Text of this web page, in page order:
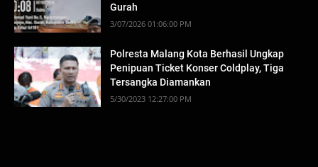
Gurah
3/07/2026 01:06:00 PM
Polresta Malang Kota Berhasil Ungkap
Penipuan Ticket Konser Coldplay, Tiga
Tersangka Diamankan
5/30/2023 12:27:00 PM